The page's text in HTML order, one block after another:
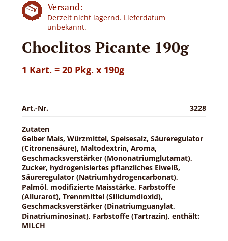
Versand:
Derzeit nicht lagernd. Lieferdatum
unbekannt.
Choclitos Picante 190g
1 Kart. = 20 Pkg. x 190g
Art.-Nr. 3228
Zutaten
Gelber Mais, Würzmittel, Speisesalz, Säureregulator
(Citronensäure), Maltodextrin, Aroma,
Geschmacksverstärker (Mononatriumglutamat),
Zucker, hydrogenisiertes pflanzliches Eiweiß,
Säureregulator (Natriumhydrogencarbonat),
Palmöl, modifizierte Maisstärke, Farbstoffe
(Allurarot), Trennmittel (Siliciumdioxid),
Geschmacksverstärker (Dinatriumguanylat,
Dinatriuminosinat), Farbstoffe (Tartrazin), enthält:
MILCH